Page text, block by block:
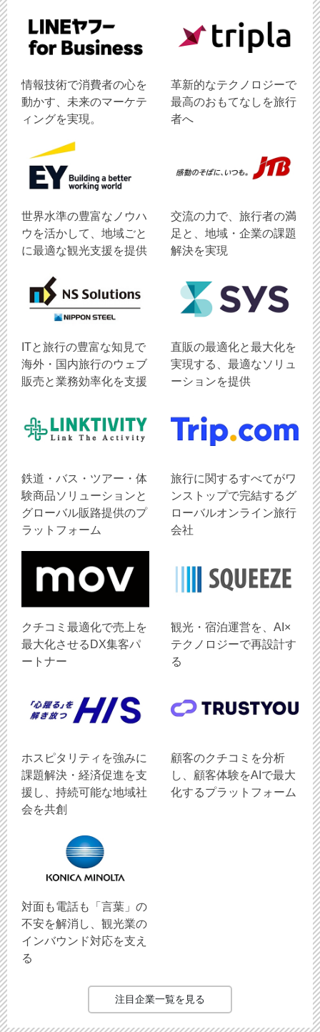
情報技術で消費者の心を
動かす、未来のマーケテ
ィングを実現。
革新的なテクノロジーで
最高のおもてなしを旅行
者へ
世界水準の豊富なノウハ
ウを活かして、地域ごと
に最適な観光支援を提供
交流の力で、旅行者の満
足と、地域・企業の課題
解決を実現
ITと旅行の豊富な知見で
海外・国内旅行のウェブ
販売と業務効率化を支援
直販の最適化と最大化を
実現する、最適なソリュ
ーションを提供
鉄道・バス・ツアー・体
験商品ソリューションと
グローバル販路提供のプ
ラットフォーム
旅行に関するすべてがワ
ンストップで完結するグ
ローバルオンライン旅行
会社
クチコミ最適化で売上を
最大化させるDX集客パ
ートナー
観光・宿泊運営を、AI×
テクノロジーで再設計す
る
ホスピタリティを強みに
課題解決・経済促進を支
援し、持続可能な地域社
会を共創
顧客のクチコミを分析
し、顧客体験をAIで最大
化するプラットフォーム
対面も電話も「言葉」の
不安を解消し、観光業の
インバウンド対応を支え
る
注目企業一覧を見る